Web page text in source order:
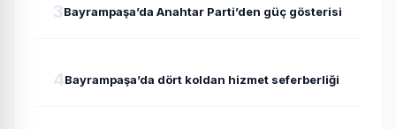
3Bayrampaşa’da Anahtar Parti’den güç gösterisi
4Bayrampaşa’da dört koldan hizmet seferberliği